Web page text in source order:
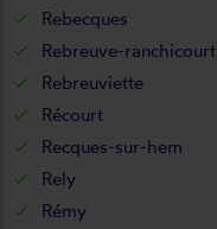
Rebecques
Rebreuve-ranchicourt
Rebreuviette
Récourt
Recques-sur-hem
Rely
Rémy